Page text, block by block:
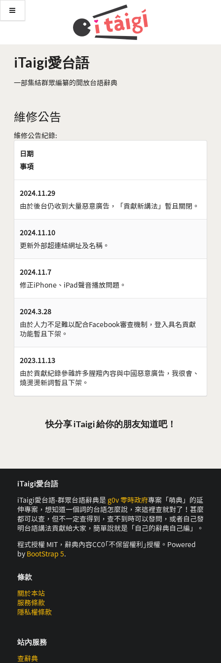
iTaigi愛台語
一部集結群眾編纂的開放台語辭典
維修公告
維修公告紀錄:
日期
事項
2024.11.29
由於後台仍收到大量惡意廣告，「貢獻新講法」暫且關閉。
2024.11.10
更新外部超連結網址及名稱。
2024.11.7
修正iPhone、iPad聲音播放問題。
2024.3.28
由於人力不足難以配合Facebook審查機制，登入具名貢獻
功能暫且下架。
2023.11.13
由於貢獻紀錄參雜許多腥羶內容與中國惡意廣告，我很會、
燒燙燙新詞暫且下架。
快分享 iTaigi 給你的朋友知道吧！
iTaigi愛台語
iTaigi愛台語-群眾台語辭典是 g0v 零時政府專案「萌典」的延
伸專案，想知道一個詞的台語怎麼說，來這裡查就對了！甚麼
都可以查，但不一定查得到，查不到時可以發問，或者自己發
明台語講法貢獻給大家，簡單說就是「自己的辭典自己編」。
程式授權 MIT，辭典內容CC0｢不保留權利｣授權。Powered
by BootStrap 5.
條款
關於本站
服務條款
隱私權條款
站內服務
查辭典